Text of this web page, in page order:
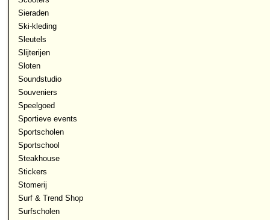
Sieraden
Ski-kleding
Sleutels
Slijterijen
Sloten
Soundstudio
Souveniers
Speelgoed
Sportieve events
Sportscholen
Sportschool
Steakhouse
Stickers
Stomerij
Surf & Trend Shop
Surfscholen